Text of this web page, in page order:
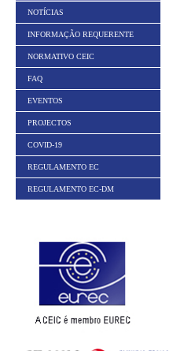
NOTÍCIAS
INFORMAÇÃO REQUERENTE
NORMATIVO CEIC
FAQ
EVENTOS
PROJECTOS
COVID-19
REGULAMENTO EC
REGULAMENTO EC-DM